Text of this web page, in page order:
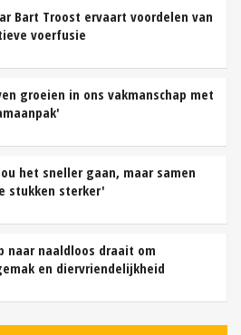
Bart Troost ervaart voordelen van
voerfusie
groeien in ons vakmanschap met
het sneller gaan, maar samen
stukken sterker'
naar naaldloos draait om
en diervriendelijkheid